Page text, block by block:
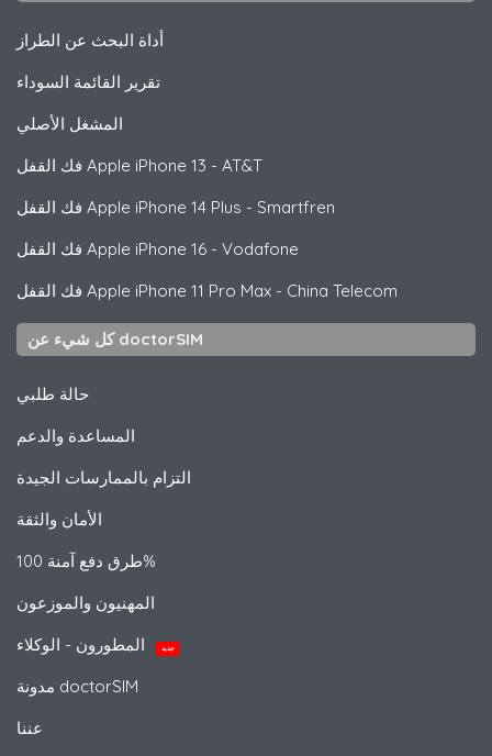
أداة البحث عن الطراز
تقرير القائمة السوداء
المشغل الأصلي
Apple iPhone 13 - AT&T
Apple iPhone 14 Plus - Smartfren
Apple iPhone 16 - Vodafone
Apple iPhone 11 Pro Max - China Telecom
كل شيء عن doctorSIM
حالة طلبي
المساعدة والدعم
التزام بالممارسات الجيدة
الأمان والثقة
طرق دفع آمنة 100%
المهنيون والموزعون
جديد
مدونة doctorSIM
عننا